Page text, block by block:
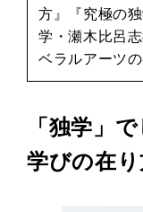
方』『究極の
学・瀬木比呂
ベラルアーツ
「独学」
学びの在り